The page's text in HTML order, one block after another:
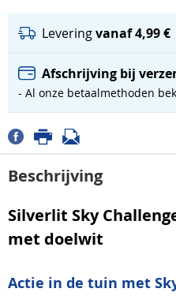
Leveringvanaf 4,99 €
Afschrijving bij
- Al onze betaalmethoden
Beschrijving
Silverlit Sky
met doelwit
Actie in de tuin met